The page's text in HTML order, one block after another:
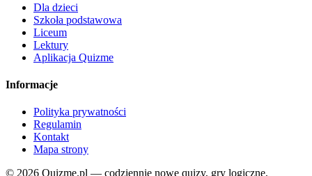
Dla dzieci
Szkoła podstawowa
Liceum
Lektury
Aplikacja Quizme
Informacje
Polityka prywatności
Regulamin
Kontakt
Mapa strony
© 2026 Quizme.pl — codziennie nowe quizy, gry logiczne,